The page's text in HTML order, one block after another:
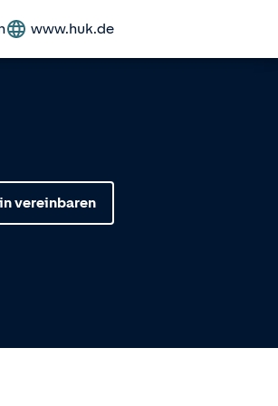
www.huk.de
vereinbaren